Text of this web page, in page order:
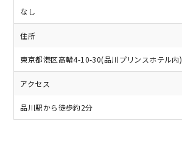
なし
住所
東京都港区高輪4-10-30(品川プリンスホテル内)
アクセス
品川駅から徒歩約2分